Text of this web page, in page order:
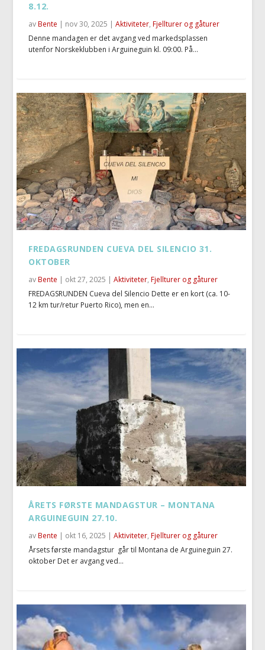
8.12.
avBente | nov 30, 2025 |Aktiviteter,Fjellturer og gåturer
Denne mandagen er det avgang ved markedsplassen
utenfor Norskeklubben i Arguineguin kl. 09:00. På...
FREDAGSRUNDEN CUEVA DEL SILENCIO 31.
OKTOBER
avBente | okt 27, 2025 |Aktiviteter,Fjellturer og gåturer
FREDAGSRUNDEN Cueva del Silencio Dette er en kort (ca. 10-
12 km tur/retur Puerto Rico), men en...
ÅRETS FØRSTE MANDAGSTUR – MONTANA
ARGUINEGUIN 27.10.
avBente | okt 16, 2025 |Aktiviteter,Fjellturer og gåturer
Årsets første mandagstur går til Montana de Arguineguin 27.
oktober Det er avgang ved...